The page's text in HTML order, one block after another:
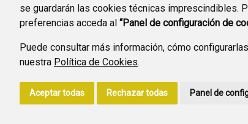
se guardarán las cookies técnicas imprescindibles.
preferencias acceda al “Panel de configuración de
Puede consultar más información, cómo
nuestra Política de Cookies.
Aceptar todas Rechazar todas Panel de
POLÍTICA DE PRIVACIDAD ACCESIBILIDAD